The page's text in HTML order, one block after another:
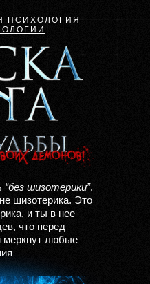
“без шизотерики”.
шизотерика. Это
и ты в нее
что перед
меркнут любые
ПСИХОЛОГИЯ